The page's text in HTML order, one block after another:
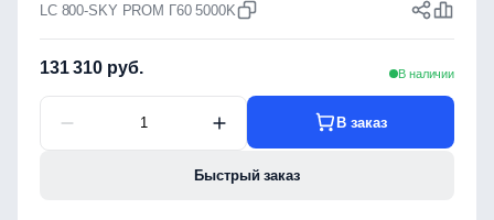
LC 800-SKY PROM Г60 5000K
131 310 руб. В наличии
В заказ
Быстрый заказ